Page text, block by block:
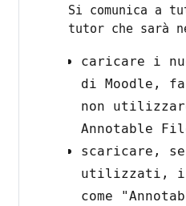
Si comunica a
tutor che sarà
caricare i
di Moodle,
non
Annotable
scaricare,
utilizzati,
come